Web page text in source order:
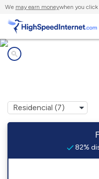
We may earn moneywhen you click
82%